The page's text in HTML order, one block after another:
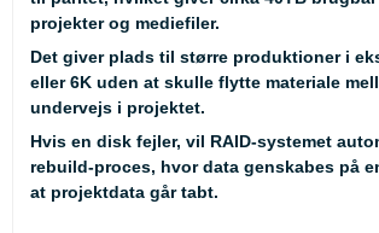
projekter og mediefiler.
Det giver plads til større produktioner i
eller 6K uden at skulle flytte materiale
undervejs i projektet.
Hvis en disk fejler, vil RAID-systemet
rebuild-proces, hvor data genskabes på
at projektdata går tabt.